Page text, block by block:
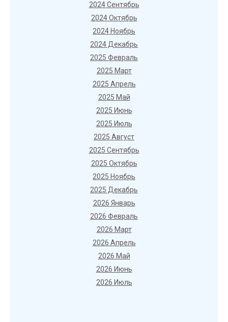
2024 Сентябрь
2024 Октябрь
2024 Ноябрь
2024 Декабрь
2025 Февраль
2025 Март
2025 Апрель
2025 Май
2025 Июнь
2025 Июль
2025 Август
2025 Сентябрь
2025 Октябрь
2025 Ноябрь
2025 Декабрь
2026 Январь
2026 Февраль
2026 Март
2026 Апрель
2026 Май
2026 Июнь
2026 Июль